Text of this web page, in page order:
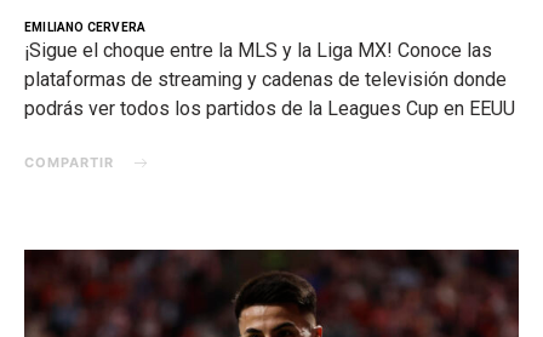
EMILIANO CERVERA
¡Sigue el choque entre la MLS y la Liga MX! Conoce las
plataformas de streaming y cadenas de televisión donde
podrás ver todos los partidos de la Leagues Cup en EEUU
COMPARTIR